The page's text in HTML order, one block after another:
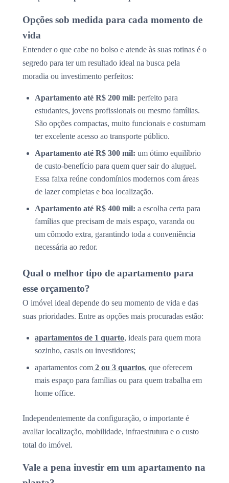
Opções sob medida para cada momento de
vida
Entender o que cabe no bolso e atende às suas rotinas é o
segredo para ter um resultado ideal na busca pela
moradia ou investimento perfeitos:
Apartamento até R$ 200 mil: perfeito para
estudantes, jovens profissionais ou mesmo famílias.
São opções compactas, muito funcionais e costumam
ter excelente acesso ao transporte público.
Apartamento até R$ 300 mil: um ótimo equilíbrio
de custo-benefício para quem quer sair do aluguel.
Essa faixa reúne condomínios modernos com áreas
de lazer completas e boa localização.
Apartamento até R$ 400 mil: a escolha certa para
famílias que precisam de mais espaço, varanda ou
um cômodo extra, garantindo toda a conveniência
necessária ao redor.
Qual o melhor tipo de apartamento para
esse orçamento?
O imóvel ideal depende do seu momento de vida e das
suas prioridades. Entre as opções mais procuradas estão:
apartamentos de 1 quarto, ideais para quem mora
sozinho, casais ou investidores;
apartamentos com 2 ou 3 quartos, que oferecem
mais espaço para famílias ou para quem trabalha em
home office.
Independentemente da configuração, o importante é
avaliar localização, mobilidade, infraestrutura e o custo
total do imóvel.
Vale a pena investir em um apartamento na